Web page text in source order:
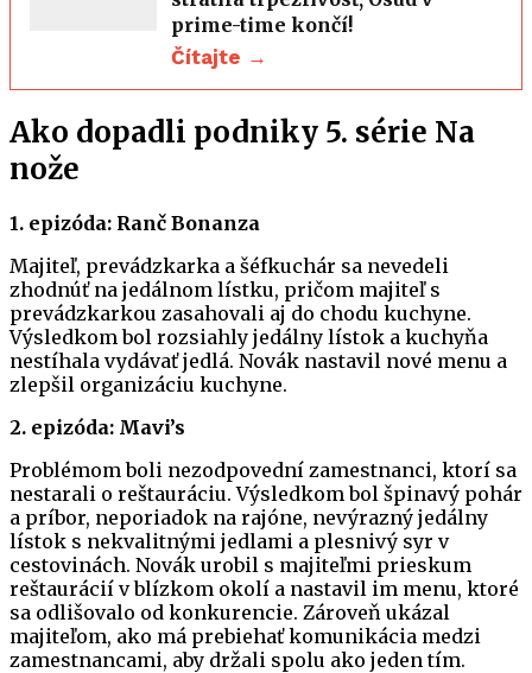
prime-time končí!
Čítajte →
Ako dopadli podniky 5. série Na
nože
1. epizóda: Ranč Bonanza
Majiteľ, prevádzkarka a šéfkuchár sa nevedeli
zhodnúť na jedálnom lístku, pričom majiteľ s
prevádzkarkou zasahovali aj do chodu kuchyne.
Výsledkom bol rozsiahly jedálny lístok a kuchyňa
nestíhala vydávať jedlá. Novák nastavil nové menu a
zlepšil organizáciu kuchyne.
2. epizóda: Mavi’s
Problémom boli nezodpovední zamestnanci, ktorí sa
nestarali o reštauráciu. Výsledkom bol špinavý pohár
a príbor, neporiadok na rajóne, nevýrazný jedálny
lístok s nekvalitnými jedlami a plesnivý syr v
cestovinách. Novák urobil s majiteľmi prieskum
reštaurácií v blízkom okolí a nastavil im menu, ktoré
sa odlišovalo od konkurencie. Zároveň ukázal
majiteľom, ako má prebiehať komunikácia medzi
zamestnancami, aby držali spolu ako jeden tím.